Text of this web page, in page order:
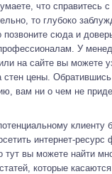
что справитесь с
то глубоко
позвоните сюда и
У
на сайте вы можете
стен цены.
вам ни о чем не
клиенту
интернет-
тут вы можете найти
которые